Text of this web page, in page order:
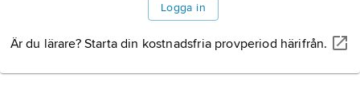
Logga in
Är du lärare? Starta din kostnadsfria provperiod härifrån.